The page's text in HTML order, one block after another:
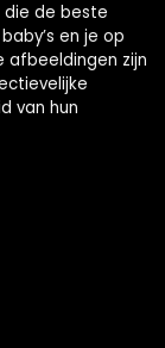
die de beste
en je op
afbeeldingen zijn
van hun